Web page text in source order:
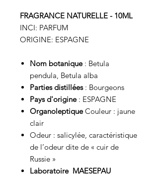
FRAGRANCE NATURELLE - 10ML
INCI: PARFUM
ORIGINE: ESPAGNE
Nom botanique: Betula
pendula, Betula alba
Parties distillées: Bourgeons
Pays d'origine: ESPAGNE
OrganoleptiqueCouleur : jaune
clair
Odeur : salicylée, caractéristique
de l’odeur dite de « cuir de
Russie »
Laboratoire MAESEPAU